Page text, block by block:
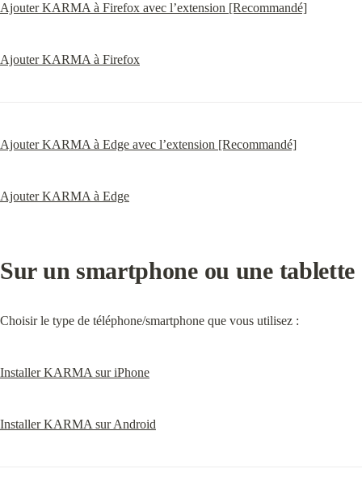
Ajouter KARMA à Firefox avec l’extension [Recommandé]
Ajouter KARMA à Firefox
Ajouter KARMA à Edge avec l’extension [Recommandé]
Ajouter KARMA à Edge
Sur un smartphone ou une tablette
Choisir le type de téléphone/smartphone que vous utilisez :
Installer KARMA sur iPhone
Installer KARMA sur Android